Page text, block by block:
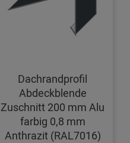
Dachrandprofil
Abdeckblende
Zuschnitt 200 mm Alu
farbig 0,8 mm
Anthrazit (RAL7016)